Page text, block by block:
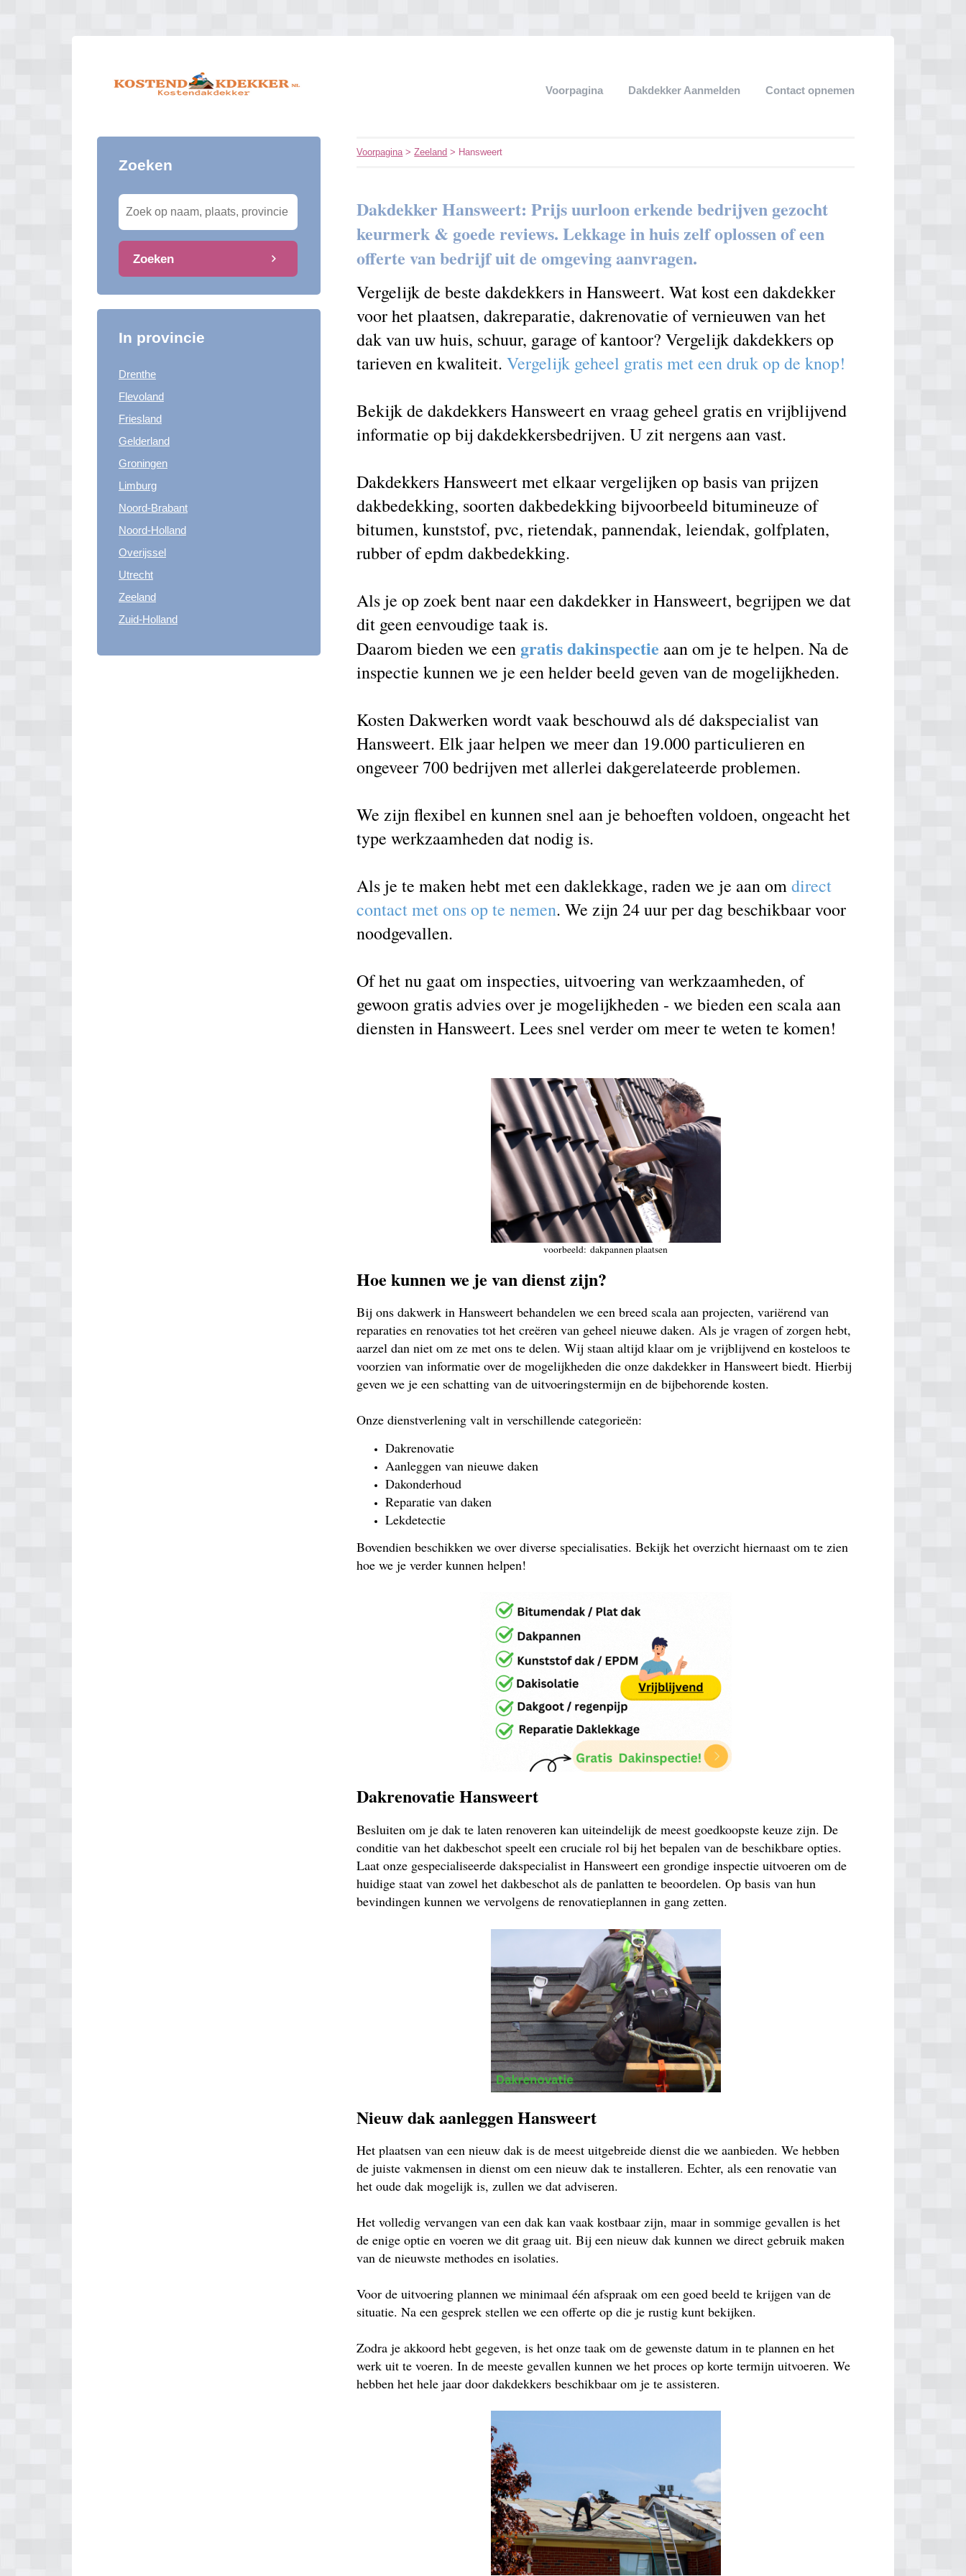
Voorpagina Dakdekker Aanmelden Contact opnemen
Zoeken
Zoeken
In provincie
Drenthe
Flevoland
Friesland
Gelderland
Groningen
Limburg
Noord-Brabant
Noord-Holland
Overijssel
Utrecht
Zeeland
Zuid-Holland
Voorpagina>Zeeland > Hansweert
Dakdekker Hansweert: Prijs uurloon erkende bedrijven gezocht
keurmerk & goede reviews. Lekkage in huis zelf oplossen of een
offerte van bedrijf uit de omgeving aanvragen.
Vergelijk de beste dakdekkers in Hansweert. Wat kost een dakdekker
voor het plaatsen, dakreparatie, dakrenovatie of vernieuwen van het
dak van uw huis, schuur, garage of kantoor? Vergelijk dakdekkers op
tarieven en kwaliteit.Vergelijk geheel gratis met een druk op de knop!
Bekijk de dakdekkers Hansweert en vraag geheel gratis en vrijblijvend
informatie op bij dakdekkersbedrijven. U zit nergens aan vast.
Dakdekkers Hansweert met elkaar vergelijken op basis van prijzen
dakbedekking, soorten dakbedekking bijvoorbeeld bitumineuze of
bitumen, kunststof, pvc, rietendak, pannendak, leiendak, golfplaten,
rubber of epdm dakbedekking.
Als je op zoek bent naar een dakdekker in Hansweert, begrijpen we dat
dit geen eenvoudige taak is.
Daarom bieden we een gratis dakinspectie aan om je te helpen. Na de
inspectie kunnen we je een helder beeld geven van de mogelijkheden.
Kosten Dakwerken wordt vaak beschouwd als dé dakspecialist van
Hansweert. Elk jaar helpen we meer dan 19.000 particulieren en
ongeveer 700 bedrijven met allerlei dakgerelateerde problemen.
We zijn flexibel en kunnen snel aan je behoeften voldoen, ongeacht het
type werkzaamheden dat nodig is.
Als je te maken hebt met een daklekkage, raden we je aan omdirect
contact met ons op te nemen. We zijn 24 uur per dag beschikbaar voor
noodgevallen.
Of het nu gaat om inspecties, uitvoering van werkzaamheden, of
gewoon gratis advies over je mogelijkheden - we bieden een scala aan
diensten in Hansweert. Lees snel verder om meer te weten te komen!
voorbeeld: dakpannen plaatsen
Hoe kunnen we je van dienst zijn?
Bij ons dakwerk in Hansweert behandelen we een breed scala aan projecten, variërend van
reparaties en renovaties tot het creëren van geheel nieuwe daken. Als je vragen of zorgen hebt,
aarzel dan niet om ze met ons te delen. Wij staan altijd klaar om je vrijblijvend en kosteloos te
voorzien van informatie over de mogelijkheden die onze dakdekker in Hansweert biedt. Hierbij
geven we je een schatting van de uitvoeringstermijn en de bijbehorende kosten.
Onze dienstverlening valt in verschillende categorieën:
Dakrenovatie
Aanleggen van nieuwe daken
Dakonderhoud
Reparatie van daken
Lekdetectie
Bovendien beschikken we over diverse specialisaties. Bekijk het overzicht hiernaast om te zien
hoe we je verder kunnen helpen!
Dakrenovatie Hansweert
Besluiten om je dak te laten renoveren kan uiteindelijk de meest goedkoopste keuze zijn. De
conditie van het dakbeschot speelt een cruciale rol bij het bepalen van de beschikbare opties.
Laat onze gespecialiseerde dakspecialist in Hansweert een grondige inspectie uitvoeren om de
huidige staat van zowel het dakbeschot als de panlatten te beoordelen. Op basis van hun
bevindingen kunnen we vervolgens de renovatieplannen in gang zetten.
Nieuw dak aanleggen Hansweert
Het plaatsen van een nieuw dak is de meest uitgebreide dienst die we aanbieden. We hebben
de juiste vakmensen in dienst om een nieuw dak te installeren. Echter, als een renovatie van
het oude dak mogelijk is, zullen we dat adviseren.
Het volledig vervangen van een dak kan vaak kostbaar zijn, maar in sommige gevallen is het
de enige optie en voeren we dit graag uit. Bij een nieuw dak kunnen we direct gebruik maken
van de nieuwste methodes en isolaties.
Voor de uitvoering plannen we minimaal één afspraak om een goed beeld te krijgen van de
situatie. Na een gesprek stellen we een offerte op die je rustig kunt bekijken.
Zodra je akkoord hebt gegeven, is het onze taak om de gewenste datum in te plannen en het
werk uit te voeren. In de meeste gevallen kunnen we het proces op korte termijn uitvoeren. We
hebben het hele jaar door dakdekkers beschikbaar om je te assisteren.